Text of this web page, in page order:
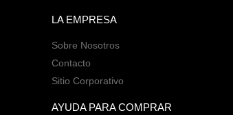
LA EMPRESA
Sobre Nosotros
Contacto
Sitio Corporativo
AYUDA PARA COMPRAR